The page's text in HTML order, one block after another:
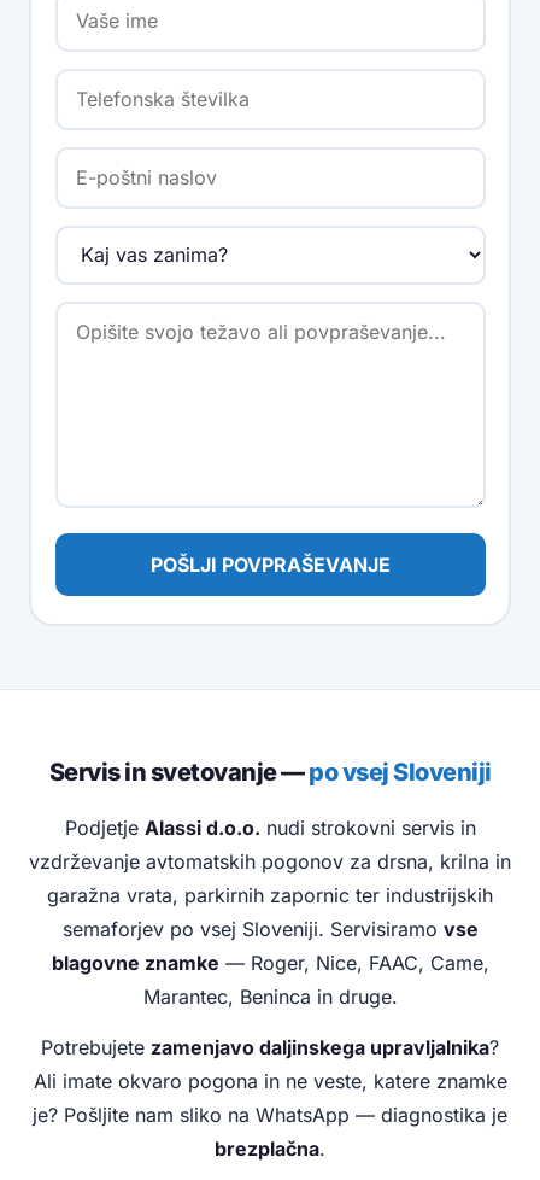
POŠLJI POVPRAŠEVANJE
Servis in svetovanje —po vsej Sloveniji
Podjetje Alassi d.o.o. nudi strokovni servis in
vzdrževanje avtomatskih pogonov za drsna, krilna in
garažna vrata, parkirnih zapornic ter industrijskih
semaforjev po vsej Sloveniji. Servisiramo vse
blagovne znamke — Roger, Nice, FAAC, Came,
Marantec, Beninca in druge.
Potrebujete zamenjavo daljinskega upravljalnika?
Ali imate okvaro pogona in ne veste, katere znamke
je? Pošljite nam sliko na WhatsApp — diagnostika je
brezplačna.